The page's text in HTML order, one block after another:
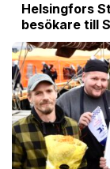
Helsingfors
besökare till